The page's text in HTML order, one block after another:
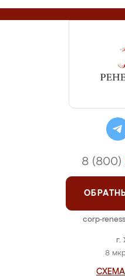
г.
8
8 (800)
corp-